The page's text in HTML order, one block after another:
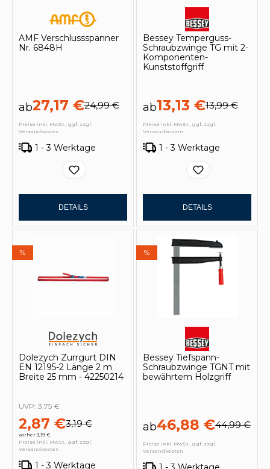
AMF Verschlussspanner
Nr. 6848H
ab27,17 €24,99 €
Preise inkl. MwSt., ggf. zzgl.
Versandkosten
1 - 3 Werktage
DETAILS
Bessey Temperguss-
Schraubzwinge TG mit 2-
Komponenten-
Kunststoffgriff
ab13,13 €13,99 €
Preise inkl. MwSt., ggf. zzgl.
Versandkosten
1 - 3 Werktage
DETAILS
%
Dolezych Zurrgurt DIN
EN 12195-2 Länge 2 m
Breite 25 mm - 42250214
2,87 €3,19 €
vorher 3,19 €
UVP: 3,75 €
Preise inkl. MwSt., ggf. zzgl.
Versandkosten
1 - 3 Werktage
%
Bessey Tiefspann-
Schraubzwinge TGNT mit
bewährtem Holzgriff
ab46,88 €44,99 €
Preise inkl. MwSt., ggf. zzgl.
Versandkosten